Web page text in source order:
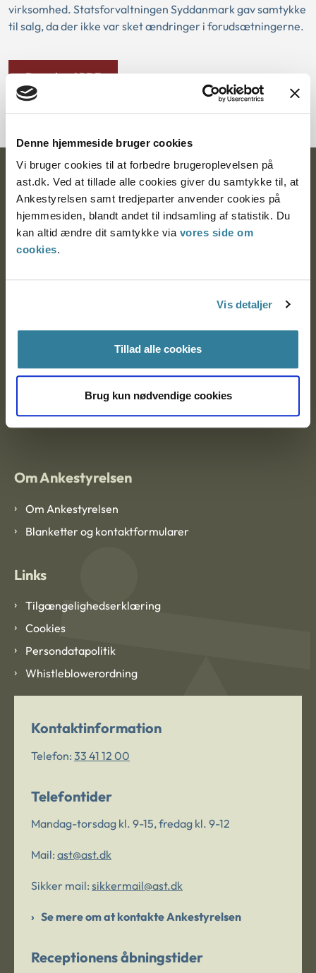
Denne hjemmeside bruger cookies
Vi bruger cookies til at forbedre brugeroplevelsen på
ast.dk. Ved at tillade alle cookies giver du samtykke til, at
Ankestyrelsen samt tredjeparter anvender cookies på
hjemmesiden, blandt andet til indsamling af statistik. Du
kan altid ændre dit samtykke via vores side om
cookies.
Vis detaljer
Tillad alle cookies
Brug kun nødvendige cookies
virksomhed. Statsforvaltningen Syddanmark gav samtykke
til salg, da der ikke var sket ændringer i forudsætningerne.
Download PDF
Ankestyrelsen
Postadresse:
Nytorv 7, 2. sal
9000 Aalborg
Ankestyrelsen København
EAN: 57 98 000 35 48 21
Om Ankestyrelsen
Om Ankestyrelsen
Blanketter og kontaktformularer
Links
Tilgængelighedserklæring
Cookies
Persondatapolitik
Whistleblowerordning
Kontaktinformation
Telefon: 33 41 12 00
Telefontider
Mandag-torsdag kl. 9-15, fredag kl. 9-12
Mail: ast@ast.dk
Sikker mail: sikkermail@ast.dk
Se mere om at kontakte Ankestyrelsen
Receptionens åbningstider